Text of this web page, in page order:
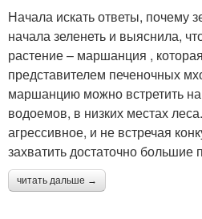
Начала искать ответы, почему
начала зеленеть и выяснила,
растение – маршанция ,
представителем печеночных
маршанцию можно встретить
водоемов, в низких местах
агрессивное, и не встречая
захватить достаточно большие
читать дальше →